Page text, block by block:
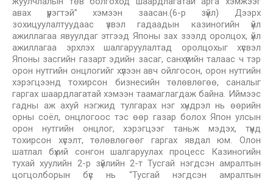
авах үүрэгтэй” хэмээн заасан.(6-р зүйл) Дээрх
зохицуулалтуудаас үзвэл гадаадын казиногийн үйл
ажиллагаа явуулдаг этгээд Японы зах зээлд оролцох, үйл
ажиллагаа эрхлэх шалгаруулалтад оролцохыг хүсвэл
Японы засгийн газарт эдийн засаг, санхүүгийн талаас ч тэр
орон нутгийн онцлогийг хүлээн авч ойлгосон, орон нутгийн
хэрэгцээнд тохирсон бизнесийн төлөвлөгөө, саналыг
гаргах шаардлагатай хэмээн таамаглагдаж байна. Иймээс
гадны аж ахуй нэгжид тулгарах нэг хүндрэл нь өөрийн
орны соёл, онцлогоос тэс өөр газар болох Япон улсын
орон нутгийн онцлог, хэрэгцээг таньж мэдэх, түүнд
тохирсон хүсэлт, төлөвлөгөөг гаргах явдал юм. Олон
шатлал бүхий сонгон шалгаруулах процесс Казиногийн
тухай хуулийн 2-р зүйлийн 2-т Тусгай нэгдсэн амралтын
цогцолборын бүс нь “Тусгай нэгдсэн амралтын